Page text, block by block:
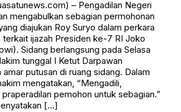
– Pengadilan Negeri
mengabulkan sebagian permohonan
diajukan Roy Suryo dalam perkara
terkait ijazah Presiden ke-7 RI Joko
Sidang berlangsung pada Selasa
tunggal I Ketut Darpawan
putusan di ruang sidang. Dalam
mengatakan, “Mengadili,
pemohon untuk sebagian.”
[…]